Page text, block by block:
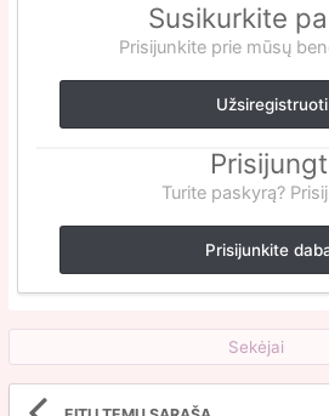
Susikurkite
Prisijunkite prie mūsų
Užsiregistruoti
Turite paskyrą?
Prisijunkite
Sekėjai